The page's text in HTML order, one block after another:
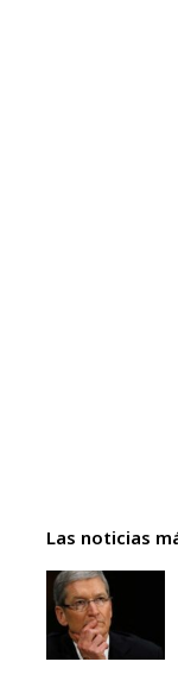
Las noticias